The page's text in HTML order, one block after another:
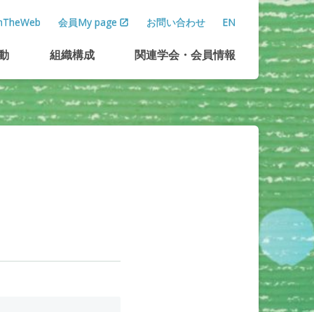
会員My page お問い合わせ EN
組織構成 関連学会 ・会員情報